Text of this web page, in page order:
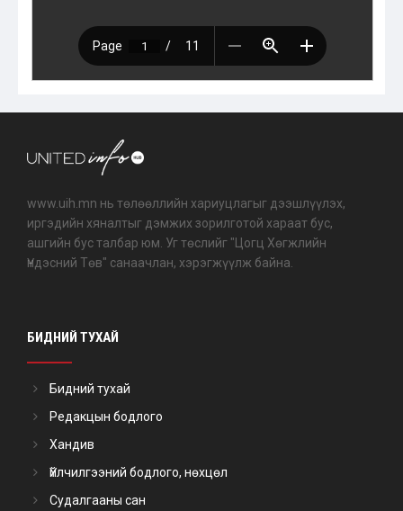
www.uih.mn нь төлөөллийн хариуцлагыг дээшлүүлэх,
иргэдийн хяналтыг дэмжих зорилготой хараат бус,
ашгийн бус талбар юм. Уг төслийг "Цогц Хөгжлийн
Үндэсний Төв" санаачлан, хэрэгжүүлж байна.
БИДНИЙ ТУХАЙ
Бидний тухай
Редакцын бодлого
Хандив
Үйлчилгээний бодлого, нөхцөл
Судалгааны сан